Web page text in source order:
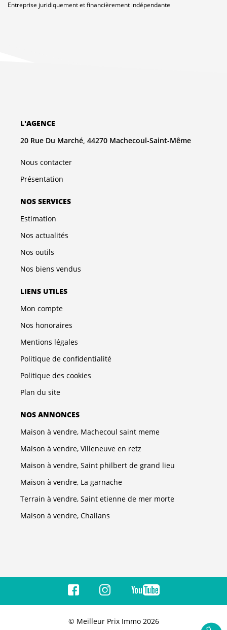
Entreprise juridiquement et financièrement indépendante
L'AGENCE
20 Rue Du Marché, 44270 Machecoul-Saint-Même
Nous contacter
Présentation
NOS SERVICES
Estimation
Nos actualités
Nos outils
Nos biens vendus
LIENS UTILES
Mon compte
Nos honoraires
Mentions légales
Politique de confidentialité
Politique des cookies
Plan du site
NOS ANNONCES
Maison à vendre, Machecoul saint meme
Maison à vendre, Villeneuve en retz
Maison à vendre, Saint philbert de grand lieu
Maison à vendre, La garnache
Terrain à vendre, Saint etienne de mer morte
Maison à vendre, Challans
© Meilleur Prix Immo 2026